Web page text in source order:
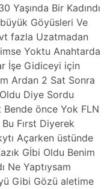
Yaşında Bir Kadındı
Göyüsleri Ve
fazla Uzatmadan
Yoktu Anahtarda
İşe Gidiceyi için
Ardan 2 Sat Sonra
Diye Sordu
Bende önce Yok FLN
Fırst Diyerek
Açarken üstünde
Gİbi Oldu Benim
Ne Yaptıysam
Gibi Gözü aletime